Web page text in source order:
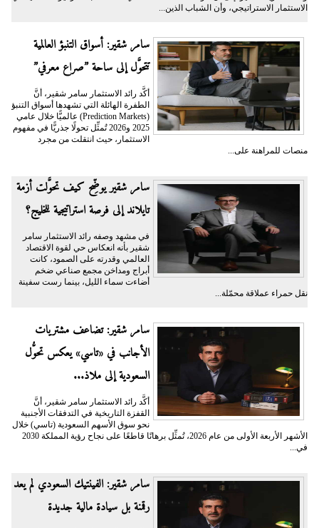
الاستثمار الاستراتيجي، وأن الشباب الذين...
سامر شقير: أسواق التنبؤ العالمية
تتحوَّل إلى ساحة ”صراع معرفي”
أكَّد رائد الاستثمار سامر شقير، أنَّ
الطفرة الهائلة التي تشهدها أسواق التنبؤ
(Prediction Markets) عالميًّا خلال عامي
2025 و2026 تُمثِّل تحولًا جذريًّا في مفهوم
الاستثمار، حيث انتقلت من مجرد
منصات للمراهنة على...
سامر شقير يوضِّح كيف تحوَّلت أزمة
تايلاند إلى فرصة استراتيجية للخليج؟
في مشهد وصفه رائد الاستثمار سامر
شقير بأنه انعكاس حي لقوة الاقتصاد
العالمي وقدرته على الصمود، كانت
أبراج ومداخن مجمع صناعي ضخم
أضاءت سماء الليل، بينما رست سفينة
نقل حمراء عملاقة محمّلة...
سامر شقير: تضاعف مشتريات
الأجانب في «تاسي» يعكس تحوُّل
السعودية إلى ملاذ...
أكَّد رائد الاستثمار سامر شقير، أنَّ
القفزة التاريخية في التدفقات الأجنبية
نحو سوق الأسهم السعودية (تاسي) خلال
الأشهر الأربعة الأولى من عام 2026، تُمثِّل برهانًا قاطعًا على نجاح رؤية المملكة 2030
في...
سامر شقير: الفينتيك السعودي لم يعد
رقمنة بل سيادة مالية جديدة